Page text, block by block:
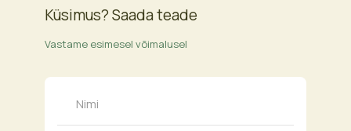
Küsimus? Saada teade
Vastame esimesel võimalusel